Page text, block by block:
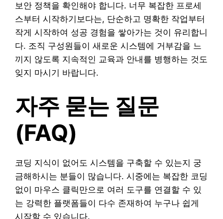
보안 정책을 확인해야 합니다. 너무 복잡한 프로세
스부터 시작하기보다는, 단순하고 명확한 작업부터
작게 시작하여 성공 경험을 쌓아가는 것이 유리합니
다. 조직 구성원들이 새로운 시스템에 거부감을 느
끼지 않도록 지속적인 교육과 안내를 병행하는 것도
잊지 마시기 바랍니다.
자주 묻는 질문
(FAQ)
코딩 지식이 없어도 시스템을 구축할 수 있는지 궁
금해하시는 분들이 많습니다. 시중에는 복잡한 코딩
없이 마우스 클릭만으로 여러 도구를 연결할 수 있
는 강력한 플랫폼들이 다수 존재하여 누구나 쉽게
시작할 수 있습니다.